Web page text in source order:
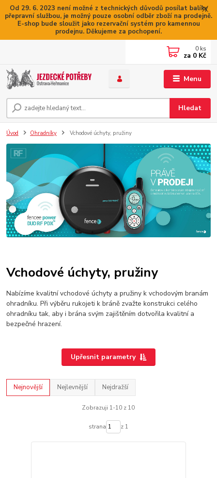
Od 29. 6. 2023 není možné z technických důvodů posílat balíky
přepravní službou, je možný pouze osobní odběr zboží na prodejně.
E-shop bude sloužit jako rezervační systém pro kamennou
prodejnu. Děkujeme za pochopení.
Menu
Hledat
0 ks
za 0 Kč
Úvod Ohradníky Vchodové úchyty, pružiny
Vchodové úchyty, pružiny
Nabízíme kvalitní vchodové úchyty a pružiny k vchodovým branám
ohradníku. Při výběru rukojeti k bráně zvažte konstrukci celého
ohradníku tak, aby i brána svým zajištěním dotvořila kvalitní a
bezpečné hrazení.
Upřesnit parametry
Nejnovější Nejlevnější Nejdražší
Zobrazuji 1-10 z 10
strana z 1